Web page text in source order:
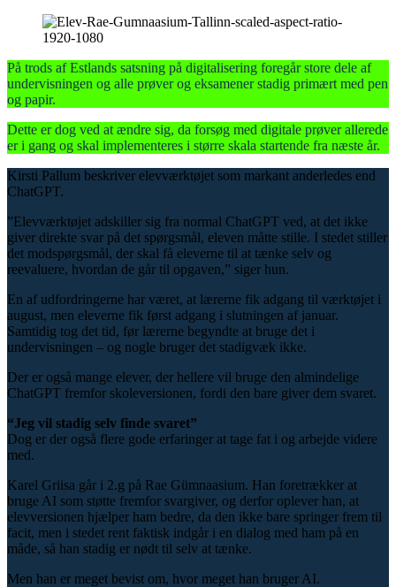
På trods af Estlands satsning på digitalisering foregår store dele af
undervisningen og alle prøver og eksamener stadig primært med pen
og papir.
Dette er dog ved at ændre sig, da forsøg med digitale prøver allerede
er i gang og skal implementeres i større skala startende fra næste år.
Kirsti Pallum beskriver elevværktøjet som markant anderledes end
ChatGPT.
”Elevværktøjet adskiller sig fra normal ChatGPT ved, at det ikke
giver direkte svar på det spørgsmål, eleven måtte stille. I stedet stiller
det modspørgsmål, der skal få eleverne til at tænke selv og
reevaluere, hvordan de går til opgaven,” siger hun.
En af udfordringerne har været, at lærerne fik adgang til værktøjet i
august, men eleverne fik først adgang i slutningen af januar.
Samtidig tog det tid, før lærerne begyndte at bruge det i
undervisningen – og nogle bruger det stadigvæk ikke.
Der er også mange elever, der hellere vil bruge den almindelige
ChatGPT fremfor skoleversionen, fordi den bare giver dem svaret.
“Jeg vil stadig selv finde svaret”
Dog er der også flere gode erfaringer at tage fat i og arbejde videre
med.
Karel Griisa går i 2.g på Rae Gümnaasium. Han foretrækker at
bruge AI som støtte fremfor svargiver, og derfor oplever han, at
elevversionen hjælper ham bedre, da den ikke bare springer frem til
facit, men i stedet rent faktisk indgår i en dialog med ham på en
måde, så han stadig er nødt til selv at tænke.
Men han er meget bevist om, hvor meget han bruger AI.